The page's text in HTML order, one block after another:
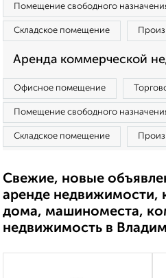
Помещение свободного
Складское помещение
Аренда коммерческой
Офисное помещение
Помещение свободного
Складское помещение
Свежие, новые
аренде недвижимости,
дома, машиноместа,
недвижимость в